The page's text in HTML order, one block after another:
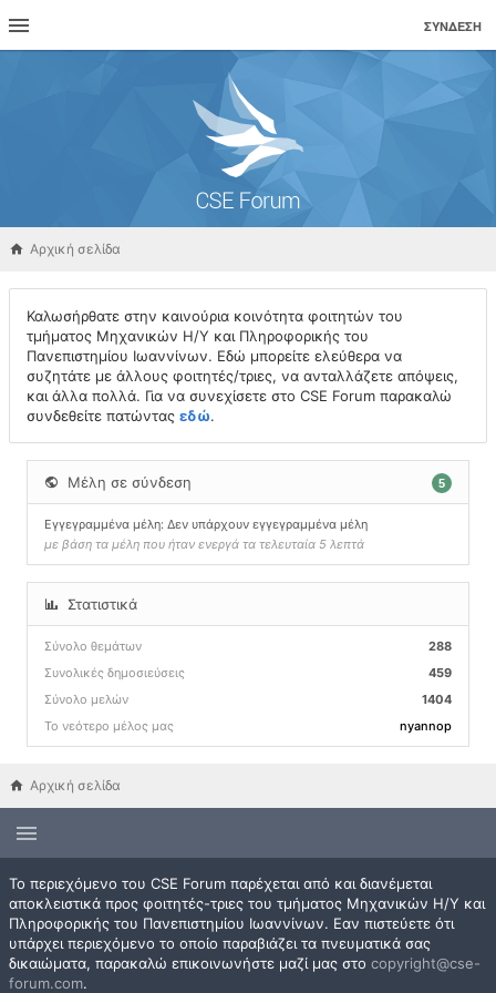
ΣΎΝΔΕΣΗ
Αρχική σελίδα
Καλωσήρθατε στην καινούρια κοινότητα φοιτητών του
τμήματος Μηχανικών Η/Υ και Πληροφορικής του
Πανεπιστημίου Ιωαννίνων. Εδώ μπορείτε ελεύθερα να
συζητάτε με άλλους φοιτητές/τριες, να ανταλλάζετε απόψεις,
και άλλα πολλά. Για να συνεχίσετε στο CSE Forum παρακαλώ
συνδεθείτε πατώντας εδώ.
Μέλη σε σύνδεση 5
Εγγεγραμμένα μέλη: Δεν υπάρχουν εγγεγραμμένα μέλη
με βάση τα μέλη που ήταν ενεργά τα τελευταία 5 λεπτά
Στατιστικά
Σύνολο θεμάτων
288
Συνολικές δημοσιεύσεις
459
Σύνολο μελών
1404
Το νεότερο μέλος μας
nyannop
Αρχική σελίδα
Το περιεχόμενο του CSE Forum παρέχεται από και διανέμεται
αποκλειστικά προς φοιτητές-τριες του τμήματος Μηχανικών Η/Υ και
Πληροφορικής του Πανεπιστημίου Ιωαννίνων. Εαν πιστεύετε ότι
υπάρχει περιεχόμενο το οποίο παραβιάζει τα πνευματικά σας
δικαιώματα, παρακαλώ επικοινωνήστε μαζί μας στο copyright@cse-
forum.com.